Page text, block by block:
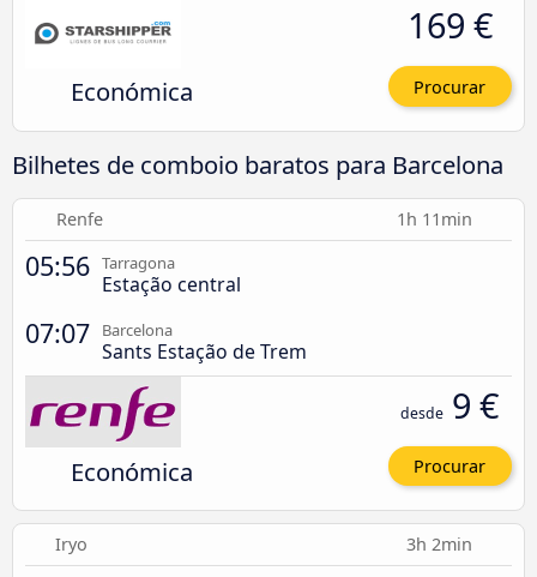
Económica
169 €
Procurar
Bilhetes de comboio baratos para Barcelona
Renfe 1h 11min
05:56 Tarragona
Estação central
07:07 Barcelona
Sants Estação de Trem
Económica
desde 9 €
Procurar
Iryo 3h 2min